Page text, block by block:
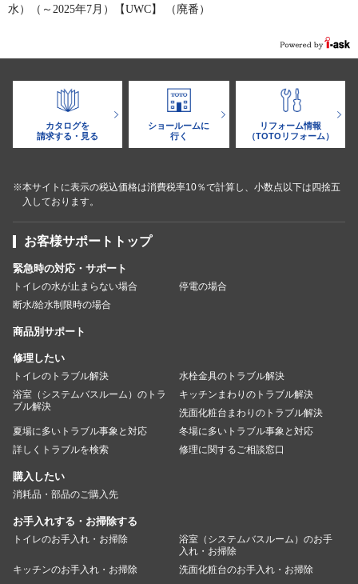
水）（～2025年7月）【UWC】 （廃番）
カタログを
請求する・見る
ショールームに
行く
リフォーム情報
（TOTOリフォーム）
※本サイトに表示の税込価格は消費税率10％で計算し、小数点以下は四捨五
入しております。
お客様サポートトップ
緊急時の対応・サポート
トイレの水が止まらない場合
停電の場合
断水/給水制限時の場合
商品別サポート
修理したい
トイレのトラブル解決
水栓金具のトラブル解決
浴室（システムバスルーム）のトラ
ブル解決
キッチンまわりのトラブル解決
洗面化粧台まわりのトラブル解決
夏場に多いトラブル事象と対応
冬場に多いトラブル事象と対応
詳しくトラブルを検索
修理に関するご相談窓口
購入したい
消耗品・部品のご購入先
お手入れする・お掃除する
トイレのお手入れ・お掃除
浴室（システムバスルーム）のお手
入れ・お掃除
キッチンのお手入れ・お掃除
洗面化粧台のお手入れ・お掃除